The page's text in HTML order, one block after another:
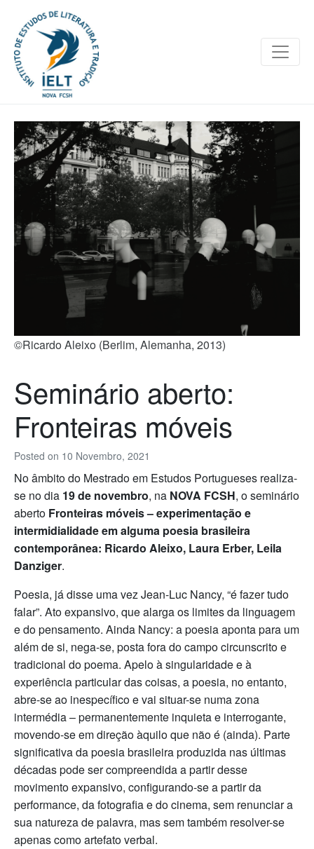
©Ricardo Aleixo (Berlim, Alemanha, 2013)
Posted on 10 Novembro, 2021
Seminário aberto:
Fronteiras móveis
No âmbito do Mestrado em Estudos Portugueses realiza-
se no dia 19 de novembro, na NOVA FCSH, o seminário
aberto Fronteiras móveis – experimentação e
intermidialidade em alguma poesia brasileira
contemporânea: Ricardo Aleixo, Laura Erber, Leila
Danziger.
Poesia, já disse uma vez Jean-Luc Nancy, “é fazer tudo
falar”. Ato expansivo, que alarga os limites da linguagem
e do pensamento. Ainda Nancy: a poesia aponta para um
além de si, nega-se, posta fora do campo circunscrito e
tradicional do poema. Apelo à singularidade e à
experiência particular das coisas, a poesia, no entanto,
abre-se ao inespecífico e vai situar-se numa zona
intermédia – permanentemente inquieta e interrogante,
movendo-se em direção àquilo que não é (ainda). Parte
significativa da poesia brasileira produzida nas últimas
décadas pode ser compreendida a partir desse
movimento expansivo, configurando-se a partir da
performance, da fotografia e do cinema, sem renunciar a
sua natureza de palavra, mas sem também resolver-se
apenas como artefato verbal.